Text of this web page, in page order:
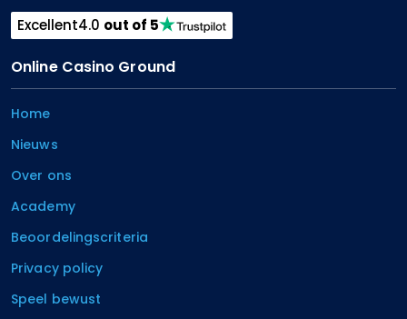
Excellent4.0 out of 5
Online Casino Ground
Home
Nieuws
Over ons
Academy
Beoordelingscriteria
Privacy policy
Speel bewust